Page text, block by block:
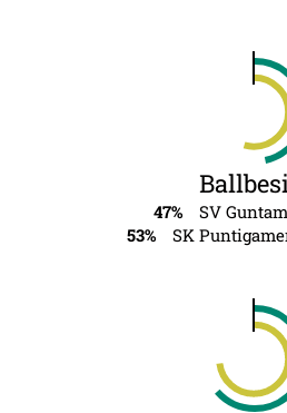
47%
SV
53%
SK